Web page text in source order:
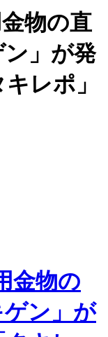
物の直
」が発
レポ」